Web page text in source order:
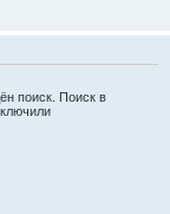
поиск. Поиск в